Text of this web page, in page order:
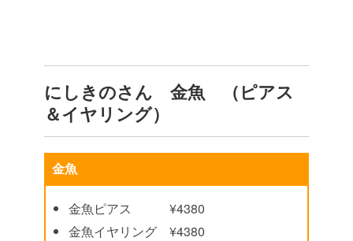
にしきのさん 金魚 （ピアス
＆イヤリング）
金魚
金魚ピアス ¥4380
金魚イヤリング ¥4380